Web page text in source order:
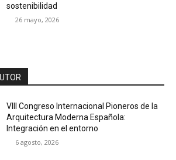
sostenibilidad
26 mayo, 2026
VIII Congreso Internacional Pioneros de la
Arquitectura Moderna Española:
Integración en el entorno
6 agosto, 2026